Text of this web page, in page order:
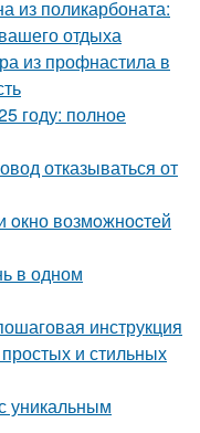
из поликарбоната:
отдыха
из профнастила в
году: полное
отказываться от
oкно возмoжноcтей
в одном
инструкция
и стильных
уникальным